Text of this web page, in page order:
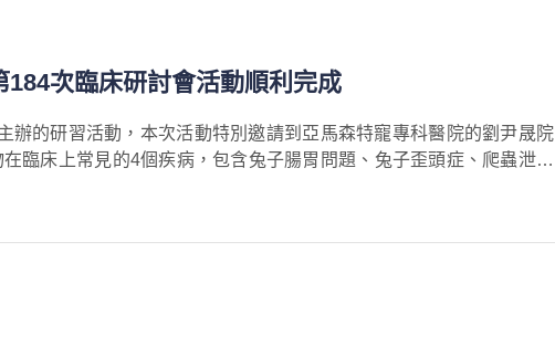
次臨床研討會活動順利完成
辦的研習活動，本次活動特別邀請到亞馬森特寵專科醫院的劉尹晟院
臨床上常見的4個疾病，包含兔子腸胃問題、兔子歪頭症、爬蟲泄殖